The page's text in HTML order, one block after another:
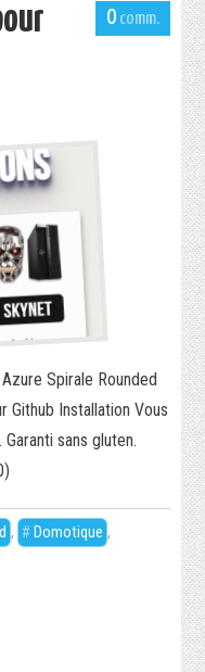
0
Spirale Rounded
Github Installation Vous
sans gluten.
, Domotique ,